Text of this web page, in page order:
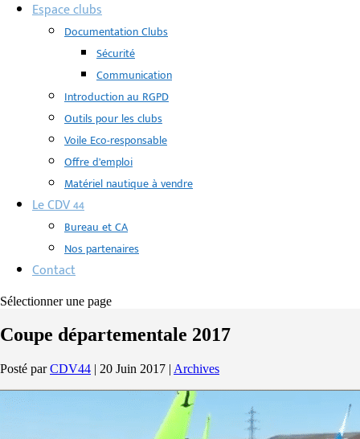
Espace clubs
Documentation Clubs
Sécurité
Communication
Introduction au RGPD
Outils pour les clubs
Voile Eco-responsable
Offre d’emploi
Matériel nautique à vendre
Le CDV 44
Bureau et CA
Nos partenaires
Contact
Sélectionner une page
Coupe départementale 2017
Posté parCDV44 | 20 Juin 2017 | Archives